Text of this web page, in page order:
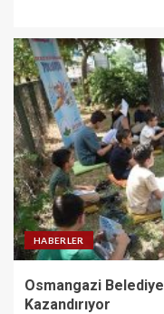
HABERLER
Osmangazi
Kazandırıyor